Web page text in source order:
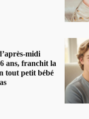
midi
ans, franchit la
tout petit bébé